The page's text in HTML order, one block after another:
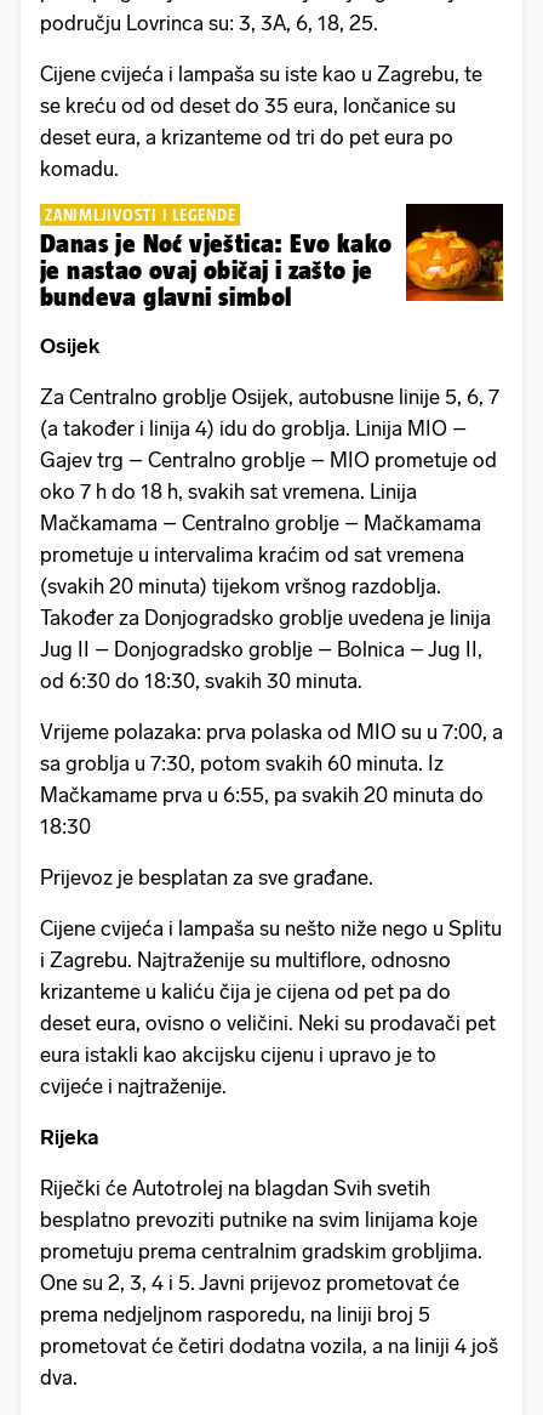
području Lovrinca su: 3, 3A, 6, 18, 25.
Cijene cvijeća i lampaša su iste kao u Zagrebu, te
se kreću od od deset do 35 eura, lončanice su
deset eura, a krizanteme od tri do pet eura po
komadu.
ZANIMLJIVOSTI I LEGENDE
Danas je Noć vještica: Evo kako
je nastao ovaj običaj i zašto je
bundeva glavni simbol
Osijek
Za Centralno groblje Osijek, autobusne linije 5, 6, 7
(a također i linija 4) idu do groblja. Linija MIO –
Gajev trg – Centralno groblje – MIO prometuje od
oko 7 h do 18 h, svakih sat vremena. Linija
Mačkamama – Centralno groblje – Mačkamama
prometuje u intervalima kraćim od sat vremena
(svakih 20 minuta) tijekom vršnog razdoblja.
Također za Donjogradsko groblje uvedena je linija
Jug II – Donjogradsko groblje – Bolnica – Jug II,
od 6:30 do 18:30, svakih 30 minuta.
Vrijeme polazaka: prva polaska od MIO su u 7:00, a
sa groblja u 7:30, potom svakih 60 minuta. Iz
Mačkamame prva u 6:55, pa svakih 20 minuta do
18:30
Prijevoz je besplatan za sve građane.
Cijene cvijeća i lampaša su nešto niže nego u Splitu
i Zagrebu. Najtraženije su multiflore, odnosno
krizanteme u kaliću čija je cijena od pet pa do
deset eura, ovisno o veličini. Neki su prodavači pet
eura istakli kao akcijsku cijenu i upravo je to
cvijeće i najtraženije.
Rijeka
Riječki će Autotrolej na blagdan Svih svetih
besplatno prevoziti putnike na svim linijama koje
prometuju prema centralnim gradskim grobljima.
One su 2, 3, 4 i 5. Javni prijevoz prometovat će
prema nedjeljnom rasporedu, na liniji broj 5
prometovat će četiri dodatna vozila, a na liniji 4 još
dva.